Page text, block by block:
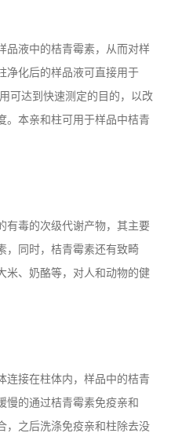
品液中的桔青霉素，从而对样
净化后的样品液可直接用于
可达到快速测定的目的，以改
。本亲和柱可用于样品中桔青
有毒的次级代谢产物，其主要
，同时，桔青霉素还有致畸
米、奶酪等，对人和动物的健
连接在柱体内，样品中的桔青
慢的通过桔青霉素免疫亲和
，之后洗涤免疫亲和柱除去没